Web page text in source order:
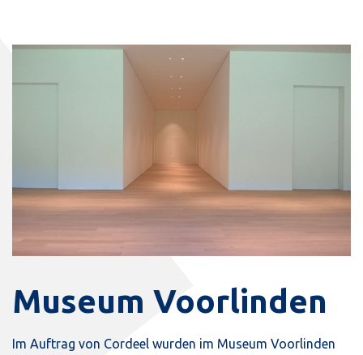
Museum Voorlinden
Im Auftrag von Cordeel wurden im Museum Voorlinden